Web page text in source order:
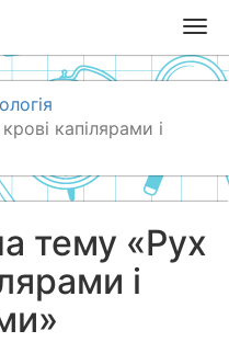
T
o
g
n
a
i
капілярами і
тему «Рух
і